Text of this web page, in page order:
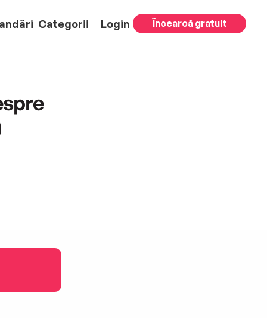
Categorii Login Încearcă gratuit